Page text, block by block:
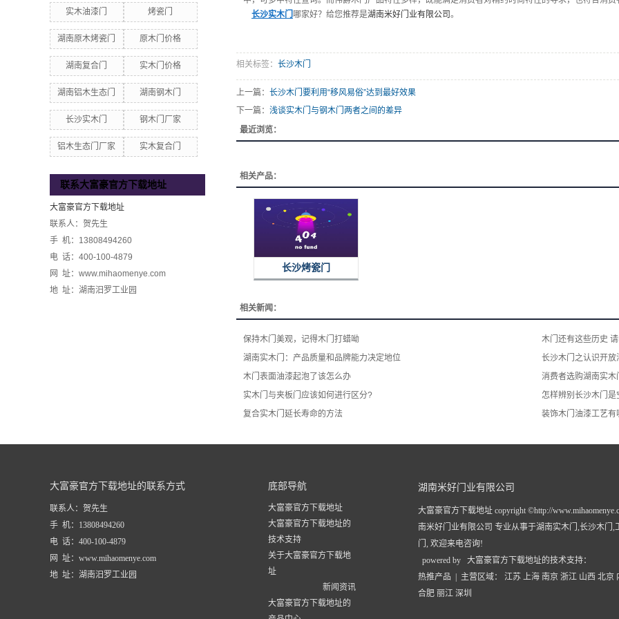
实木油漆门 烤瓷门
湖南原木烤瓷门 原木门价格
湖南复合门 实木门价格
湖南铝木生态门 湖南钢木门
长沙实木门 钢木门厂家
铝木生态门厂家 实木复合门
联系大富豪官方下载地址
大富豪官方下载地址
联系人：贺先生
手 机：13808494260
电 话：400-100-4879
网 址：www.mihaomenye.com
地 址：湖南汨罗工业园
长沙实木门 哪家好？给您推荐是湖南米好门业有限公司 。
相关标签： 长沙木门
上一篇： 长沙木门要利用“移风易俗”达到最好效果
下一篇： 浅谈实木门与钢木门两者之间的差异
最近浏览：
相关产品：
长沙烤瓷门
相关新闻：
保持木门美观，记得木门打蜡呦
木门还有这些历史
湖南实木门：产品质量和品牌能力决定地位
长沙木门之认识开放
木门表面油漆起泡了该怎么办
消费者选购湖南实木
实木门与夹板门应该如何进行区分?
怎样辨别长沙木门是
复合实木门延长寿命的方法
装饰木门油漆工艺有
大富豪官方下载地址的联系方式
联系人：贺先生
手 机：13808494260
电 话：400-100-4879
网 址：www.mihaomenye.com
地 址：湖南汨罗工业园
底部导航
大富豪官方下载地址
大富豪官方下载地址的
技术支持
关于大富豪官方下载地
址
新闻资讯
大富豪官方下载地址的
湖南米好门业有限公司
大富豪官方下载地址 copyright ©http://
南米好门业有限公司 专业从事于湖南实木门 ,长沙木门 ,
门 , 欢迎来电咨询!
powered by 大富豪官方下载地址的技术支持：
热推产品 | 主营区域： 江苏 上海 南京 浙江 山西 北京
合肥 丽江 深圳